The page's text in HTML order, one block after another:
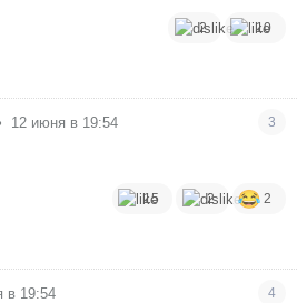
2 10
12 июня в 19:54 3
15 2 2
в 19:54 4